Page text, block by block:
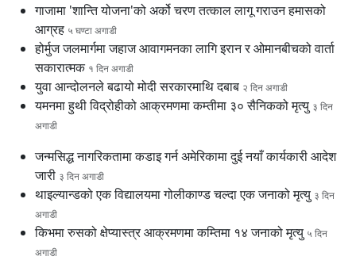
गाजामा 'शान्ति योजना'को अर्को चरण तत्काल लागू गराउन हमासको
आग्रह ५ घण्टा अगाडी
होर्मुज जलमार्गमा जहाज आवागमनका लागि इरान र ओमानबीचको वार्ता
सकारात्मक १ दिन अगाडी
युवा आन्दोलनले बढायो मोदी सरकारमाथि दबाब २ दिन अगाडी
यमनमा हुथी विद्रोहीको आक्रमणमा कम्तीमा ३० सैनिकको मृत्यु ३ दिन
अगाडी
जन्मसिद्ध नागरिकतामा कडाइ गर्न अमेरिकामा दुई नयाँ कार्यकारी आदेश
जारी ३ दिन अगाडी
थाइल्यान्डको एक विद्यालयमा गोलीकाण्ड चल्दा एक जनाको मृत्यु ३ दिन
अगाडी
किभमा रुसको क्षेप्यास्त्र आक्रमणमा कम्तिमा १४ जनाको मृत्यु ५ दिन
अगाडी